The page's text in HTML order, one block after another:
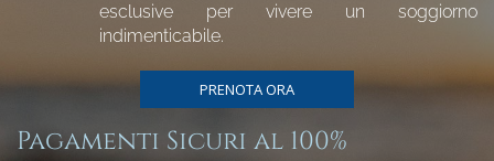
esclusive per vivere un soggiorno
indimenticabile.
PRENOTA ORA
Pagamenti Sicuri al 100%